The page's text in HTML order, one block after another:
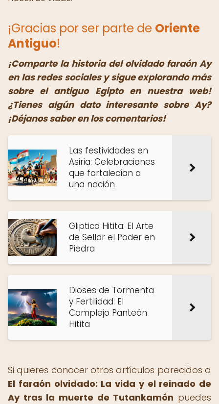
¡Gracias por ser parte de Oriente
Antiguo!
¡Comparte la historia del olvidado faraón Ay
en las redes sociales y sigue explorando más
sobre el antiguo Egipto en nuestra web!
¿Tienes algún dato interesante sobre Ay?
¡Déjanos saber en los comentarios!
Las festividades en
Asiria: Celebraciones
que fortalecían a
una nación
Gliptica Hitita: El Arte
de Sellar el Poder en
Piedra
Dioses de Tormenta
y Fertilidad: El
Complejo Panteón
Hitita
Si quieres conocer otros artículos parecidos a
El faraón olvidado: La vida y el reinado de
Ay tras la muerte de Tutankamón puedes